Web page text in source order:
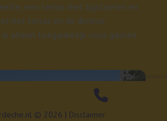
een terras met ligstoelen en
het terras en de diverse
alleen toegankelijk voor gasten
© 2026 | Disclaimer